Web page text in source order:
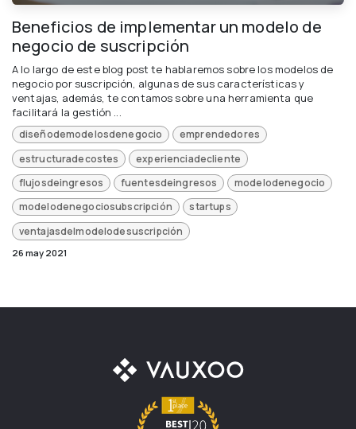
Beneficios de implementar un modelo de
negocio de suscripción
A lo largo de este blog post te hablaremos sobre los modelos de
negocio por suscripción, algunas de sus características y
ventajas, además, te contamos sobre una herramienta que
facilitará la gestión ...
diseñodemodelosdenegocio
emprendedores
estructuradecostes
experienciadecliente
flujosdeingresos
fuentesdeingresos
modelodenegocio
modelodenegociosubscripción
startups
ventajasdelmodelodesuscripción
26 may 2021